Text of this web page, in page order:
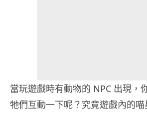
當玩遊戲時有動物的 NPC 出現，
牠們互動一下呢？究竟遊戲內的喵